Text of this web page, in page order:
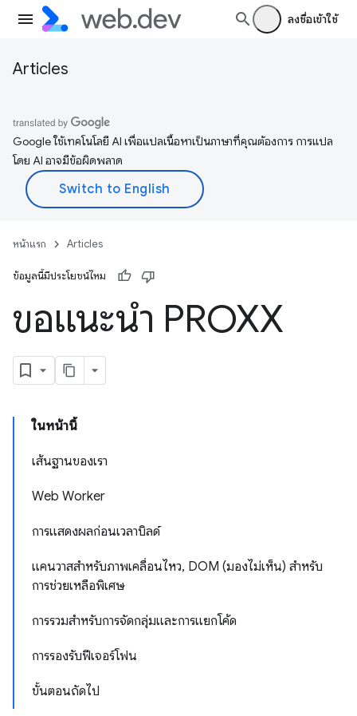
ลงชื่อเข้าใช้
Articles
Google ใช้เทคโนโลยี AI เพื่อแปลเนื้อหาเป็นภาษาที่คุณต้องการ การแปล
โดย AI อาจมีข้อผิดพลาด
หน้าแรก Articles
ข้อมูลนี้มีประโยชน์ไหม
ขอแนะนำ PROXX
ในหน้านี้
เส้นฐานของเรา
Web Worker
การแสดงผลก่อนเวลาบิลด์
แคนวาสสำหรับภาพเคลื่อนไหว, DOM (มองไม่เห็น) สำหรับ
การช่วยเหลือพิเศษ
การรวมสำหรับการจัดกลุ่มและการแยกโค้ด
การรองรับฟีเจอร์โฟน
ขั้นตอนถัดไป